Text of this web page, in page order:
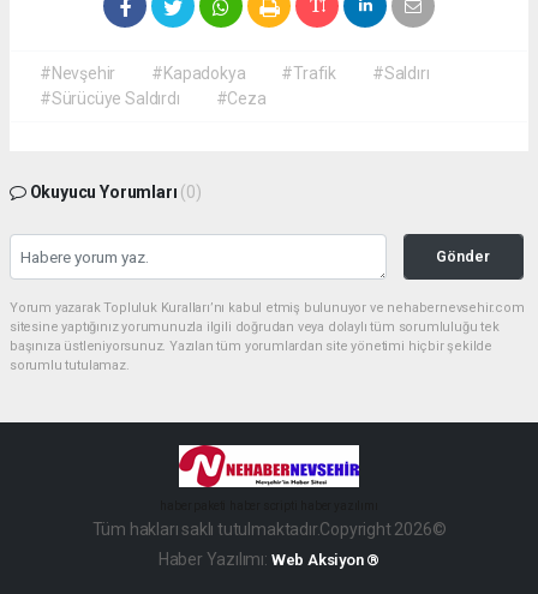
#Nevşehir #Kapadokya #Trafik
#Saldırı
#Sürücüye Saldırdı
#Ceza
Okuyucu Yorumları (0)
Gönder
Yorum yazarak Topluluk Kuralları’nı kabul etmiş bulunuyor ve nehabernevsehir.com
sitesine yaptığınız yorumunuzla ilgili doğrudan veya dolaylı tüm sorumluluğu tek
başınıza üstleniyorsunuz. Yazılan tüm yorumlardan site yönetimi hiçbir şekilde
sorumlu tutulamaz.
Tüm hakları saklı tutulmaktadır.Copyright 2026©
Haber Yazılımı: Web Aksiyon ®